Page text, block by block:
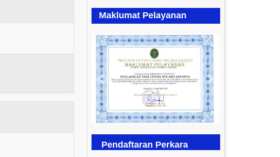
Maklumat Pelayanan
Previous Next
Pendaftaran Perkara